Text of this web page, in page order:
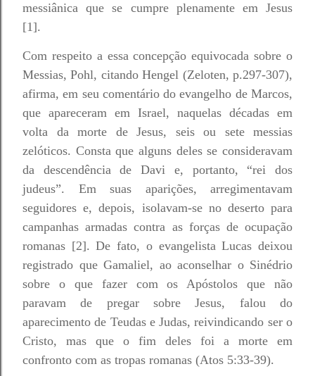
messiânica que se cumpre plenamente em Jesus
[1].
Com respeito a essa concepção equivocada sobre o
Messias, Pohl, citando Hengel (Zeloten, p.297-307),
afirma, em seu comentário do evangelho de Marcos,
que apareceram em Israel, naquelas décadas em
volta da morte de Jesus, seis ou sete messias
zelóticos. Consta que alguns deles se consideravam
da descendência de Davi e, portanto, “rei dos
judeus”. Em suas aparições, arregimentavam
seguidores e, depois, isolavam-se no deserto para
campanhas armadas contra as forças de ocupação
romanas [2]. De fato, o evangelista Lucas deixou
registrado que Gamaliel, ao aconselhar o Sinédrio
sobre o que fazer com os Apóstolos que não
paravam de pregar sobre Jesus, falou do
aparecimento de Teudas e Judas, reivindicando ser o
Cristo, mas que o fim deles foi a morte em
confronto com as tropas romanas (Atos 5:33-39).